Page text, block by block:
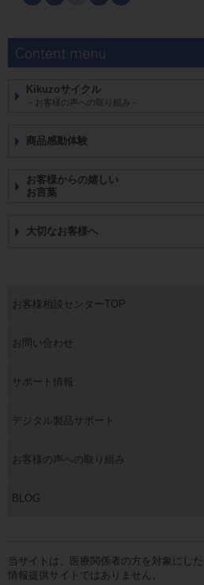
Kikuzoサイクル
－お客様の声への取り組み－
商品感動体験
お客様からの嬉しい
お言葉
大切なお客様へ
お客様相談センターTOP
お問い合わせ
サポート情報
デジタル製品サポート
お客様の声への取り組み
BLOG
当サイトは、医療関係者の方を対象にし
情報提供サイトではありません。